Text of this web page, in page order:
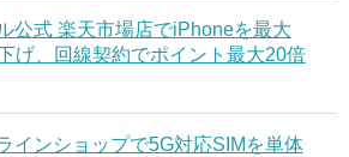
公式 楽天市場店でiPhoneを最大
げ、回線契約でポイント最大20倍
インショップで5G対応SIMを単体